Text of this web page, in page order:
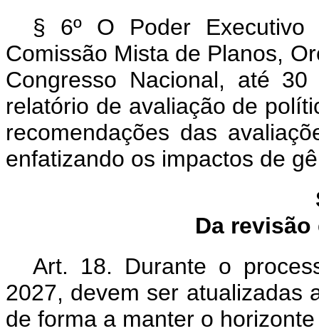
§ 6º O Poder Executivo
Comissão Mista de Planos,
Congresso Nacional, até
relatório de avaliação de
recomendações das
enfatizando os impactos de
Da
Art. 18. Durante o
2027, devem ser atualizadas
de forma a manter o